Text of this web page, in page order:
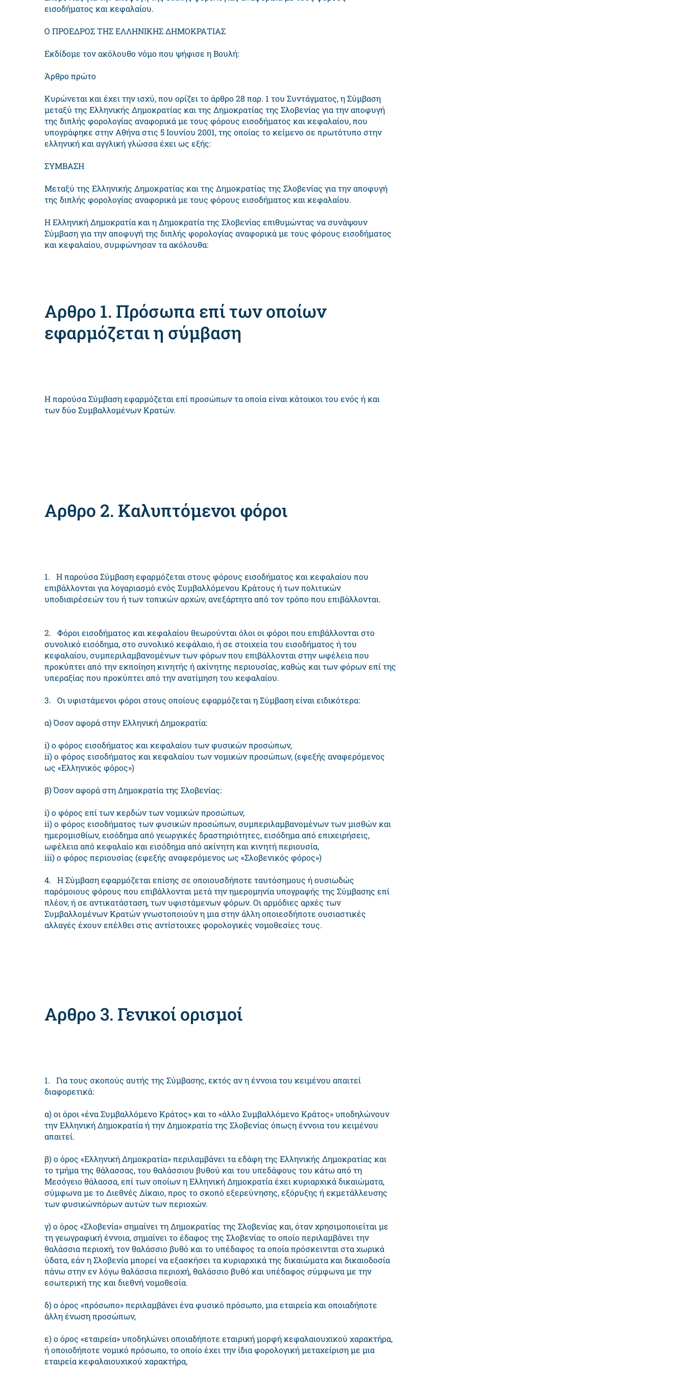
εισοδήματος και κεφαλαίου.
Ο ΠΡΟΕΔΡΟΣ ΤΗΣ ΕΛΛΗΝΙΚΗΣ ΔΗΜΟΚΡΑΤΙΑΣ
Εκδίδομε τον ακόλουθο νόμο που ψήφισε η Βουλή:
Άρθρο πρώτο
Κυρώνεται και έχει την ισχύ, που ορίζει το άρθρο 28 παρ. 1 του Συντάγματος, η Σύμβαση
μεταξύ της Ελληνικής Δημοκρατίας και της Δημοκρατίας της Σλοβενίας για την αποφυγή
της διπλής φορολογίας αναφορικά με τους φόρους εισοδήματος και κεφαλαίου, που
υπογράφηκε στην Αθήνα στις 5 Ιουνίου 2001, της οποίας το κείμενο σε πρωτότυπο στην
ελληνική και αγγλική γλώσσα έχει ως εξής:
ΣΥΜBΑΣΗ
Μεταξύ της Ελληνικής Δημοκρατίας και της Δημοκρατίας της Σλοβενίας για την αποφυγή
της διπλής φορολογίας αναφορικά με τους φόρους εισοδήματος και κεφαλαίου.
Η Ελληνική Δημοκρατία και η Δημοκρατία της Σλοβενίας επιθυμώντας να συνάψουν
Σύμβαση για την αποφυγή της διπλής φορολογίας αναφορικά με τους φόρους εισοδήματος
και κεφαλαίου, συμφώνησαν τα ακόλουθα:
Αρθρο 1. Πρόσωπα επί των οποίων
εφαρμόζεται η σύμβαση
Η παρούσα Σύμβαση εφαρμόζεται επί προσώπων τα οποία είναι κάτοικοι του ενός ή και
των δύο Συμβαλλομένων Κρατών.
Αρθρο 2. Καλυπτόμενοι φόροι
1. Η παρούσα Σύμβαση εφαρμόζεται στους φόρους εισοδήματος και κεφαλαίου που
επιβάλλονται για λογαριασμό ενός Συμβαλλόμενου Κράτους ή των πολιτικών
υποδιαιρέσεών του ή των τοπικών αρχών, ανεξάρτητα από τον τρόπο που επιβάλλονται.
2. Φόροι εισοδήματος και κεφαλαίου θεωρούνται όλοι οι φόροι που επιβάλλονται στο
συνολικό εισόδημα, στο συνολικό κεφάλαιο, ή σε στοιχεία του εισοδήματος ή του
κεφαλαίου, συμπεριλαμβανομένων των φόρων που επιβάλλονται στην ωφέλεια που
προκύπτει από την εκποίηση κινητής ή ακίνητης περιουσίας, καθώς και των φόρων επί της
υπεραξίας που προκύπτει από την ανατίμηση του κεφαλαίου.
3. Οι υφιστάμενοι φόροι στους οποίους εφαρμόζεται η Σύμβαση είναι ειδικότερα:
α) Όσον αφορά στην Ελληνική Δημοκρατία:
i) ο φόρος εισοδήματος και κεφαλαίου των φυσικών προσώπων,
ii) ο φόρος εισοδήματος και κεφαλαίου των νομικών προσώπων, (εφεξής αναφερόμενος
ως «Ελληνικός φόρος»)
β) Όσον αφορά στη Δημοκρατία της Σλοβενίας:
i) ο φόρος επί των κερδών των νομικών προσώπων,
ii) ο φόρος εισοδήματος των φυσικών προσώπων, συμπεριλαμβανομένων των μισθών και
ημερομισθίων, εισόδημα από γεωργικές δραστηριότητες, εισόδημα από επιχειρήσεις,
ωφέλεια από κεφαλαίο και εισόδημα από ακίνητη και κινητή περιουσία,
iii) ο φόρος περιουσίας (εφεξής αναφερόμενος ως «Σλοβενικός φόρος»)
4. Η Σύμβαση εφαρμόζεται επίσης σε οποιουσδήποτε ταυτόσημους ή ουσιωδώς
παρόμοιους φόρους που επιβάλλονται μετά την ημερομηνία υπογραφής της Σύμβασης επί
πλέον, ή σε αντικατάσταση, των υφιστάμενων φόρων. Οι αρμόδιες αρχές των
Συμβαλλομένων Κρατών γνωστοποιούν η μια στην άλλη οποιεσδήποτε ουσιαστικές
αλλαγές έχουν επέλθει στις αντίστοιχες φορολογικές νομοθεσίες τους.
Αρθρο 3. Γενικοί ορισμοί
1. Για τους σκοπούς αυτής της Σύμβασης, εκτός αν η έννοια του κειμένου απαιτεί
διαφορετικά:
α) οι όροι «ένα Συμβαλλόμενο Κράτος» και το «άλλο Συμβαλλόμενο Κράτος» υποδηλώνουν
την Ελληνική Δημοκρατία ή την Δημοκρατία της Σλοβενίας όπωςη έννοια του κειμένου
απαιτεί.
β) ο όρος «Ελληνική Δημοκρατία» περιλαμβάνει τα εδάφη της Ελληνικής Δημοκρατίας και
το τμήμα της θάλασσας, του θαλάσσιου βυθού και του υπεδάφους του κάτω από τη
Μεσόγειο θάλασσα, επί των οποίων η Ελληνική Δημοκρατία έχει κυριαρχικά δικαιώματα,
σύμφωνα με το Διεθνές Δίκαιο, προς το σκοπό εξερεύνησης, εξόρυξης ή εκμετάλλευσης
των φυσικώνπόρων αυτών των περιοχών.
γ) ο όρος «Σλοβενία» σημαίνει τη Δημοκρατίας της Σλοβενίας και, όταν χρησιμοποιείται με
τη γεωγραφική έννοια, σημαίνει το έδαφος της Σλοβενίας το οποίο περιλαμβάνει την
θαλάσσια περιοχή, τον θαλάσσιο βυθό και το υπέδαφος τα οποία πρόσκεινται στα χωρικά
ύδατα, εάν η Σλοβενία μπορεί να εξασκήσει τα κυριαρχικά της δικαιώματα και δικαιοδοσία
πάνω στην εν λόγω θαλάσσια περιοχή, θαλάσσιο βυθό και υπέδαφος σύμφωνα με την
εσωτερική της και διεθνή νομοθεσία.
δ) ο όρος «πρόσωπο» περιλαμβάνει ένα φυσικό πρόσωπο, μια εταιρεία και οποιαδήποτε
άλλη ένωση προσώπων,
ε) ο όρος «εταιρεία» υποδηλώνει οποιαδήποτε εταιρική μορφή κεφαλαιουχικού χαρακτήρα,
ή οποιοδήποτε νομικό πρόσωπο, το οποίο έχει την ίδια φορολογική μεταχείριση με μια
εταιρεία κεφαλαιουχικού χαρακτήρα,